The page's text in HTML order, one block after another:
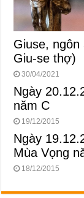
Giuse,
Giu-se thợ)
30/04/2021
Ngày
năm C
19/12/2015
Ngày
Mùa Vọng
18/12/2015